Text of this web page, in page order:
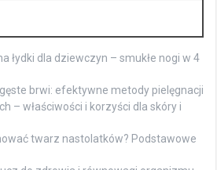
łydki dla dziewczyn – smukłe nogi w 4
brwi: efektywne metody pielęgnacji
– właściwości i korzyści dla skóry i
twarz nastolatków? Podstawowe